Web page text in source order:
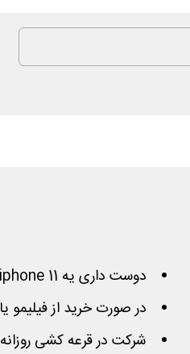
دوست داری یه iphone 11 خفن برنده شی؟!
در صورت خرید از فیلیمو
شرکت در قرعه کشی روزانه اشتراک 1